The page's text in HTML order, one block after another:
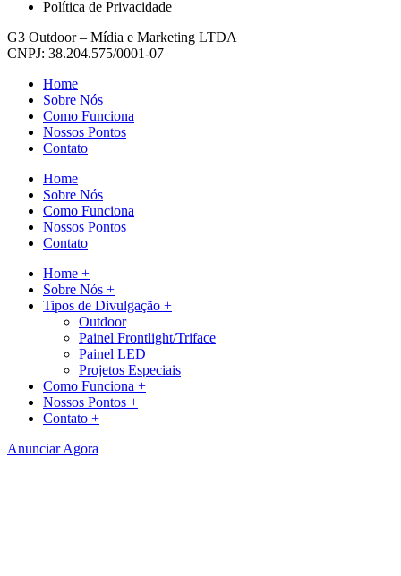
Política de Privacidade
G3 Outdoor – Mídia e Marketing LTDA
CNPJ: 38.204.575/0001-07
Home
Sobre Nós
Como Funciona
Nossos Pontos
Contato
Home
Sobre Nós
Como Funciona
Nossos Pontos
Contato
Home +
Sobre Nós +
Tipos de Divulgação +
Outdoor
Painel Frontlight/Triface
Painel LED
Projetos Especiais
Como Funciona +
Nossos Pontos +
Contato +
Anunciar Agora